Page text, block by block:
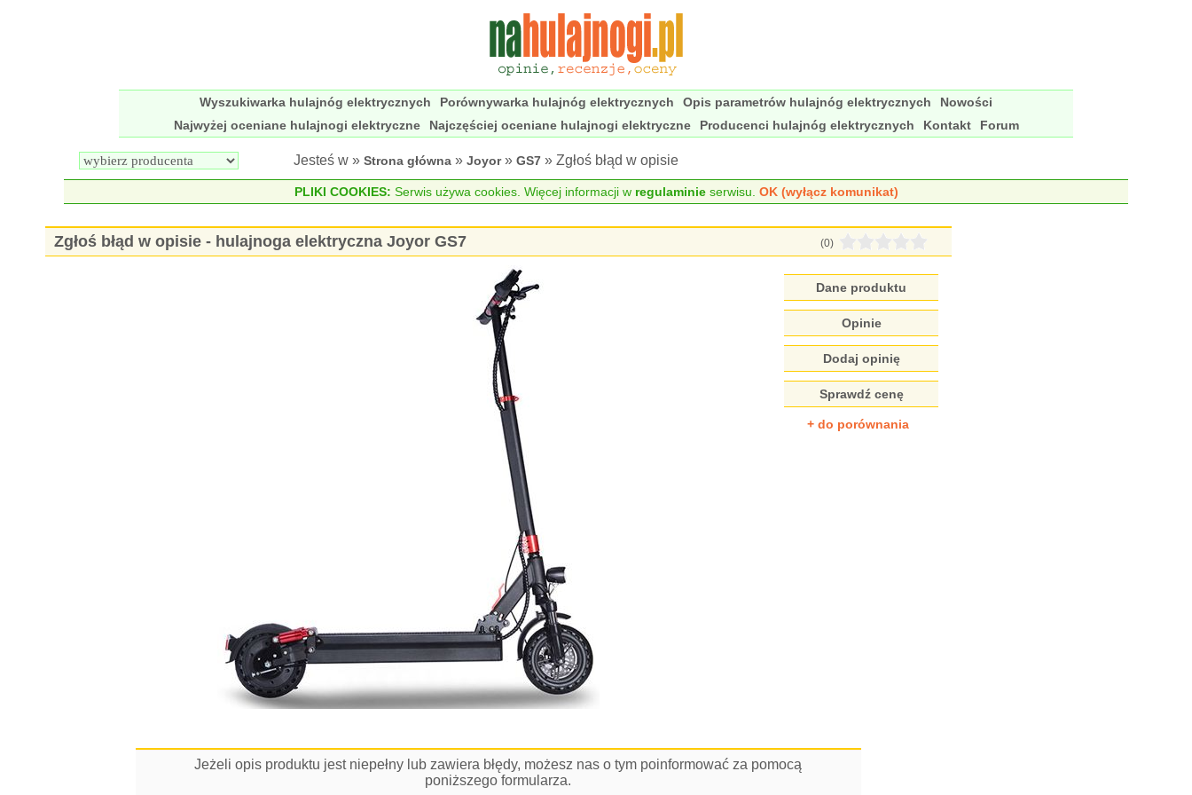
Wyszukiwarka hulajnóg elektrycznych Porównywarka hulajnóg elektrycznych Opis parametrów hulajnóg elektrycznych
Nowości
Najwyżej oceniane hulajnogi elektryczne
Najczęściej oceniane hulajnogi elektryczne Producenci hulajnóg elektrycznych Kontakt Forum
Jesteś w » Strona główna » Joyor» GS7 » Zgłoś błąd w opisie
PLIKI COOKIES: Serwis używa cookies. Więcej informacji w regulaminieserwisu. OK (wyłącz komunikat)
Zgłoś błąd w opisie - hulajnoga elektryczna Joyor GS7 (0)
Dane produktu
Opinie
Dodaj opinię
Sprawdź cenę
+ do porównania
Jeżeli opis produktu jest niepełny lub zawiera błędy, możesz nas o tym poinformować za pomocą
poniższego formularza.